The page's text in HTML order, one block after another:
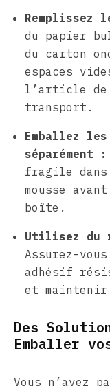
Remplissez
du papier
du carton
espaces
l’article de
transport.
Emballez
séparément :
fragile
mousse
boîte.
Utilisez du
Assurez-
adhésif
et maintenir
Des
Emballer
Vous n’avez